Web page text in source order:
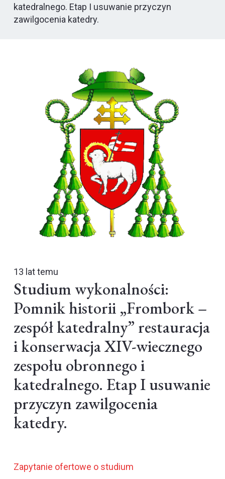
katedralnego. Etap I usuwanie przyczyn
zawilgocenia katedry.
13 lat temu
Studium wykonalności:
Pomnik historii „Frombork –
zespół katedralny” restauracja
i konserwacja XIV-wiecznego
zespołu obronnego i
katedralnego. Etap I usuwanie
przyczyn zawilgocenia
katedry.
Zapytanie ofertowe o studium